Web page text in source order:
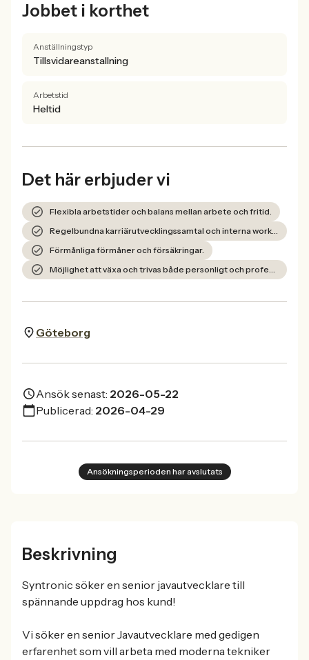
Jobbet i korthet
Anställningstyp
Tillsvidareanstallning
Arbetstid
Heltid
Det här erbjuder vi
Flexibla arbetstider och balans mellan arbete och fritid.
Regelbundna karriärutvecklingssamtal och interna workshops.
Förmånliga förmåner och försäkringar.
Möjlighet att växa och trivas både personligt och professionellt.
Göteborg
Ansök senast: 2026-05-22
Publicerad: 2026-04-29
Ansökningsperioden har avslutats
Beskrivning
Syntronic söker en senior javautvecklare till
spännande uppdrag hos kund!
Vi söker en senior Javautvecklare med gedigen
erfarenhet som vill arbeta med moderna tekniker